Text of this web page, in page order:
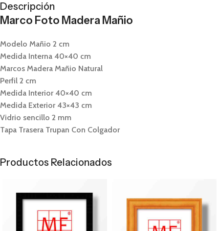
Descripción
Marco Foto Madera Mañio
Modelo Mañio 2 cm
Medida Interna 40×40 cm
Marcos Madera Mañio Natural
Perfil 2 cm
Medida Interior 40×40 cm
Medida Exterior 43×43 cm
Vidrio sencillo 2 mm
Tapa Trasera Trupan Con Colgador
Productos Relacionados